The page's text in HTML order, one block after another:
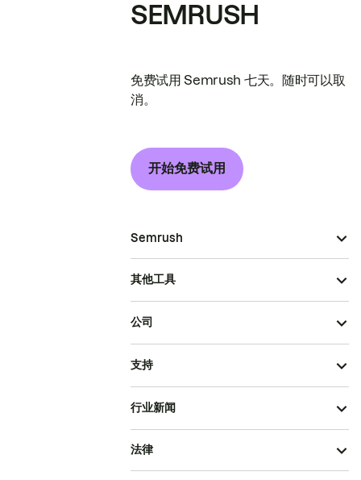
SEMRUSH
免费试用 Semrush 七天。随时可以取
消。
开始免费试用
Semrush
其他工具
公司
支持
行业新闻
法律